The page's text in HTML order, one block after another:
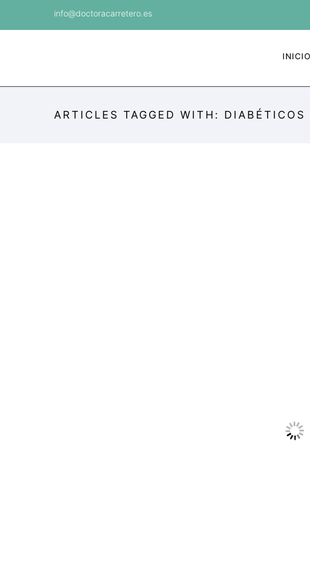
info@doctoracarretero.es
INICIO
ARTICLES TAGGED WITH: DIABÉTICOS